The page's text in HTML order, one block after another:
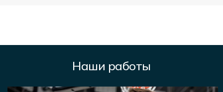
Наши работы